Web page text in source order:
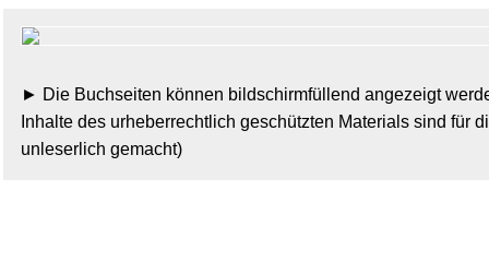
Die Buchseiten können bildschirmfüllend angezeigt
Inhalte des urheberrechtlich geschützten Materials sind für
unleserlich gemacht)